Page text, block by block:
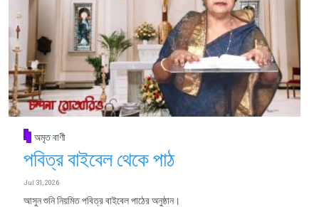
অমৃত বাণী
পবিত্র বাইবেল থেকে পাঠ
Jul 31, 2026
আসুন শুনি নিয়মিত পবিত্র বাইবেল পাঠের অনুষ্ঠান।